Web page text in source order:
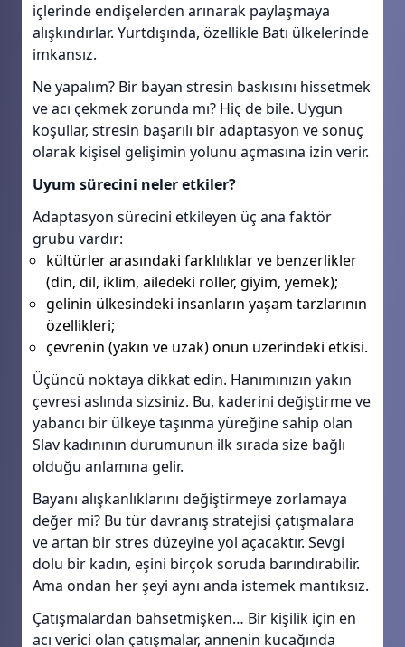
içlerinde endişelerden arınarak paylaşmaya
alışkındırlar. Yurtdışında, özellikle Batı ülkelerinde
imkansız.
Ne yapalım? Bir bayan stresin baskısını hissetmek
ve acı çekmek zorunda mı? Hiç de bile. Uygun
koşullar, stresin başarılı bir adaptasyon ve sonuç
olarak kişisel gelişimin yolunu açmasına izin verir.
Uyum sürecini neler etkiler?
Adaptasyon sürecini etkileyen üç ana faktör
grubu vardır:
kültürler arasındaki farklılıklar ve benzerlikler
(din, dil, iklim, ailedeki roller, giyim, yemek);
gelinin ülkesindeki insanların yaşam tarzlarının
özellikleri;
çevrenin (yakın ve uzak) onun üzerindeki etkisi.
Üçüncü noktaya dikkat edin. Hanımınızın yakın
çevresi aslında sizsiniz. Bu, kaderini değiştirme ve
yabancı bir ülkeye taşınma yüreğine sahip olan
Slav kadınının durumunun ilk sırada size bağlı
olduğu anlamına gelir.
Bayanı alışkanlıklarını değiştirmeye zorlamaya
değer mi? Bu tür davranış stratejisi çatışmalara
ve artan bir stres düzeyine yol açacaktır. Sevgi
dolu bir kadın, eşini birçok soruda barındırabilir.
Ama ondan her şeyi aynı anda istemek mantıksız.
Çatışmalardan bahsetmişken… Bir kişilik için en
acı verici olan çatışmalar, annenin kucağında